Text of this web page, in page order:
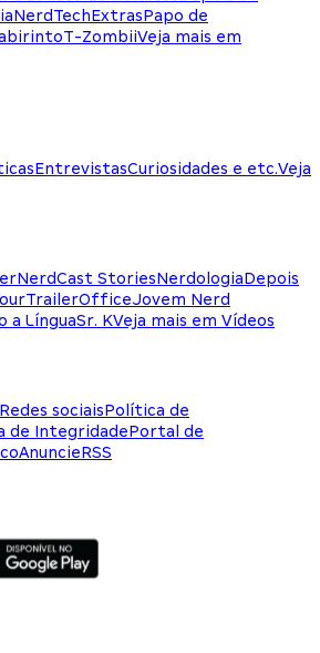
NerdTechExtrasPapo de
T-ZombiiVeja mais em
EntrevistasCuriosidades e etc.Veja
NerdCast StoriesNerdologiaDepois
TrailerOfficeJovem Nerd
a LínguaSr. KVeja mais em Vídeos
Redes sociaisPolítica de
de IntegridadePortal de
AnuncieRSS